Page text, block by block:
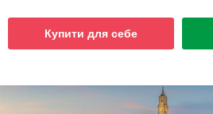
Купити для себе